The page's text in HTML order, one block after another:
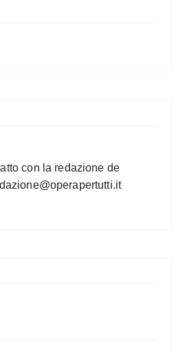
con la redazione de